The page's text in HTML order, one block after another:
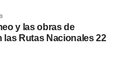
y las obras de
las Rutas Nacionales 22